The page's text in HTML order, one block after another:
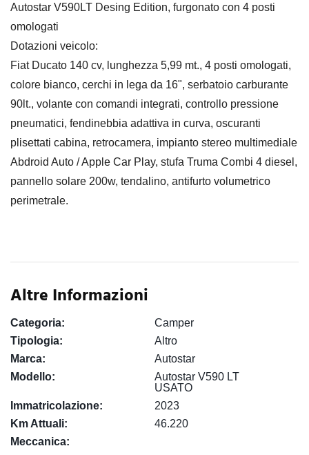
Autostar V590LT Desing Edition, furgonato con 4 posti
omologati
Dotazioni veicolo:
Fiat Ducato 140 cv, lunghezza 5,99 mt., 4 posti omologati,
colore bianco, cerchi in lega da 16", serbatoio carburante
90lt., volante con comandi integrati, controllo pressione
pneumatici, fendinebbia adattiva in curva, oscuranti
plisettati cabina, retrocamera, impianto stereo multimediale
Abdroid Auto / Apple Car Play, stufa Truma Combi 4 diesel,
pannello solare 200w, tendalino, antifurto volumetrico
perimetrale.
Altre Informazioni
Categoria:
Camper
Tipologia:
Altro
Marca:
Autostar
Modello:
Autostar V590 LT
USATO
Immatricolazione:
2023
Km Attuali:
46.220
Meccanica: